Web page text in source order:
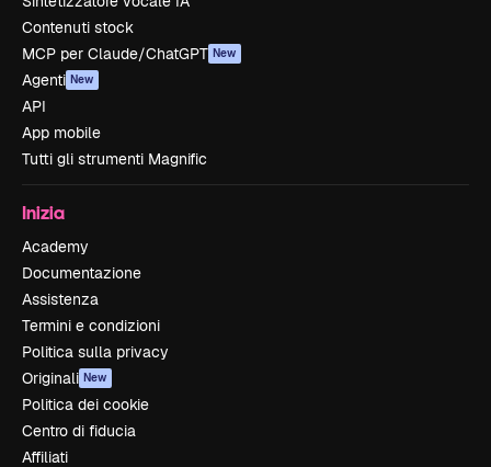
Contenuti stock
MCP per Claude/ChatGPT New
Agenti New
API
App mobile
Tutti gli strumenti Magnific
Inizia
Academy
Documentazione
Assistenza
Termini e condizioni
Politica sulla privacy
Originali New
Politica dei cookie
Centro di fiducia
Affiliati